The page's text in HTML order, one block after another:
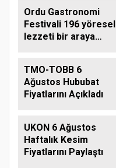
Ordu Gastronomi
Festivali 196 yöresel
lezzeti bir araya
TMO-TOBB 6
Ağustos Hububat
Fiyatlarını Açıkladı
UKON 6 Ağustos
Haftalık Kesim
Fiyatlarını Paylaştı